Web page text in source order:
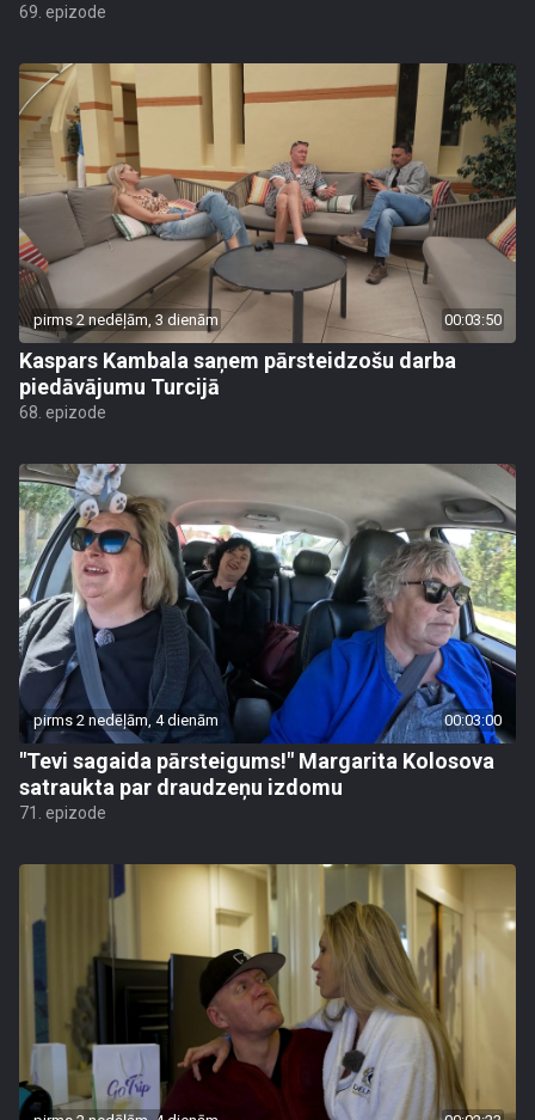
69. epizode
pirms 2 nedēļām, 3 dienām 00:03:50
Kaspars Kambala saņem pārsteidzošu darba
piedāvājumu Turcijā
68. epizode
pirms 2 nedēļām, 4 dienām 00:03:00
"Tevi sagaida pārsteigums!" Margarita Kolosova
satraukta par draudzeņu izdomu
71. epizode